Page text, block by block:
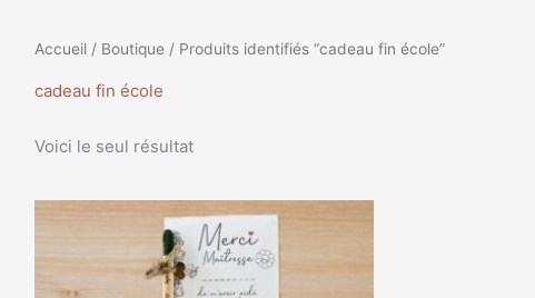
Accueil/ Boutique/ Produits identifiés “cadeau fin école”
cadeau fin école
Voici le seul résultat